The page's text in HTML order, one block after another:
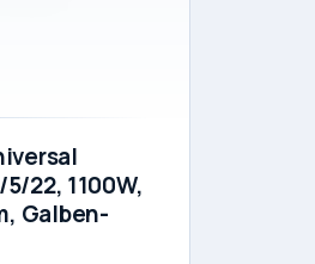
22, 1100W,
Galben-